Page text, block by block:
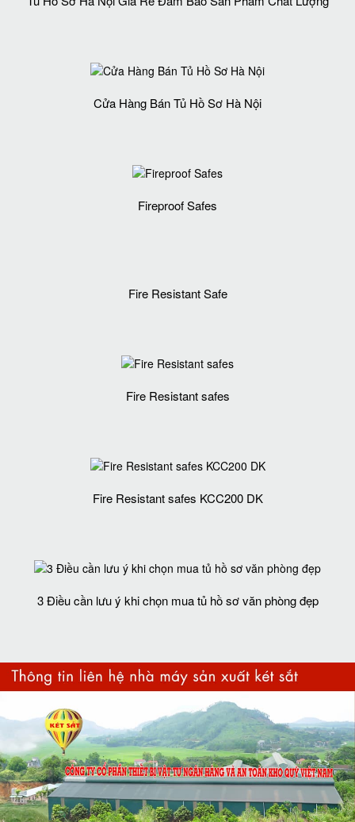
Cửa Hàng Bán Tủ Hồ Sơ Hà Nội
Fireproof Safes
Fire Resistant Safe
Fire Resistant safes
Fire Resistant safes KCC200 DK
3 Điều cần lưu ý khi chọn mua tủ hồ sơ văn phòng đẹp